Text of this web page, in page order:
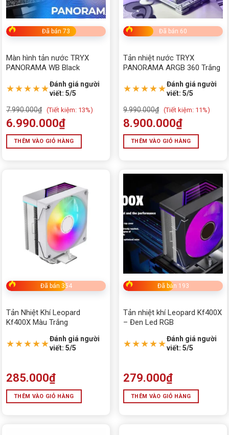
Đã bán 73
Màn hình tản nước TRYX
PANORAMA WB Black
★★★★★Đánh giá người
viết: 5/5
7.990.000₫ (Tiết kiệm: 13%)
6.990.000₫
THÊM VÀO GIỎ HÀNG
Đã bán 60
Tản nhiệt nước TRYX
PANORAMA ARGB 360 Trắng
★★★★★Đánh giá người
viết: 5/5
9.990.000₫ (Tiết kiệm: 11%)
8.900.000₫
THÊM VÀO GIỎ HÀNG
Đã bán 354
Tản Nhiệt Khí Leopard
Kf400X Màu Trắng
★★★★★Đánh giá người
viết: 5/5
285.000₫
THÊM VÀO GIỎ HÀNG
Đã bán 193
Tản nhiệt khí Leopard Kf400X
– Đen Led RGB
★★★★★Đánh giá người
viết: 5/5
279.000₫
THÊM VÀO GIỎ HÀNG